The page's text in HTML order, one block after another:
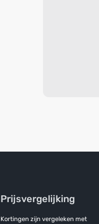
Prijsvergelijking
Kortingen zijn vergeleken met